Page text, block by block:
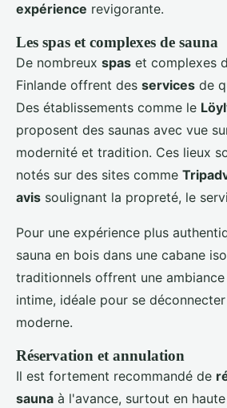
expérience revigorante.
Les spas et complexes de sauna
De nombreux spas et complexes
Finlande offrent des services de
Des établissements comme le
proposent des saunas avec vue
modernité et tradition. Ces lieux
notés sur des sites comme
avis soulignant la propreté, le
Pour une expérience plus
sauna en bois dans une cabane
traditionnels offrent une
intime, idéale pour se
moderne.
Réservation et annulation
Il est fortement recommandé de
sauna à l'avance, surtout en